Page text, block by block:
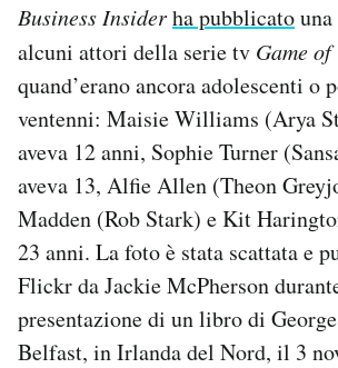
CALENDARIO
AREA PERSONALE
Area Personale
Newsletter
Notifiche mobile
Regala il Post
Hai bisogno di aiuto?
Esci
Business Insiderha pubblicato
alcuni attori della serie tv Game
quand’erano ancora adolescenti o
ventenni: Maisie Williams (Arya
aveva 12 anni, Sophie Turner
aveva 13, Alfie Allen (Theon
Madden (Rob Stark) e Kit
23 anni. La foto è stata scattata e
Flickr da Jackie McPherson
presentazione di un libro di
Belfast, in Irlanda del Nord, il 3